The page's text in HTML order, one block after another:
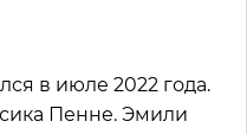
в июле 2022 года.
Пенне. Эмили